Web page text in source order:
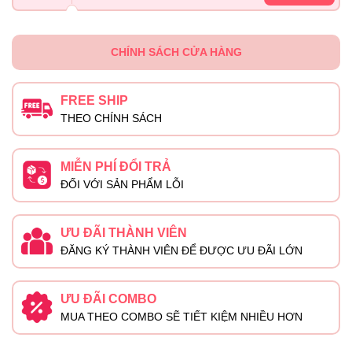
CHÍNH SÁCH CỬA HÀNG
FREE SHIP
THEO CHÍNH SÁCH
MIỄN PHÍ ĐỔI TRẢ
ĐỐI VỚI SẢN PHẨM LỖI
ƯU ĐÃI THÀNH VIÊN
ĐĂNG KÝ THÀNH VIÊN ĐỂ ĐƯỢC ƯU ĐÃI LỚN
ƯU ĐÃI COMBO
MUA THEO COMBO SẼ TIẾT KIỆM NHIỀU HƠN